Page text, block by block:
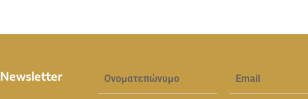
Newsletter